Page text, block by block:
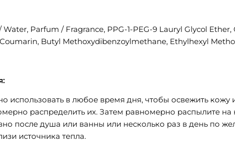
Parfum / Fragrance, PPG-1-PEG-9 Lauryl Glycol
Butyl Methoxydibenzoylmethane, Ethylhexyl
использовать в любое время дня, чтобы освежить
распределить их. Затем равномерно распылите
после душа или ванны или несколько раз в день по
источника тепла.